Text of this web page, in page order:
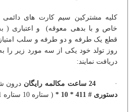
کلیه مشترکین سیم کارت های
خاص و با بدهی معوقه) و اعتباری (
قطع یک طرفه و دو طرفه و سلب امتیاز
روز تولد خود یکی از سه مورد زیر را
دریافت نمایند:
· 24 ساعت مکالمه رایگان درون
دستوری # 411 * 10 *
( ستاره 10 ستاره 411 مربع ) فعال می گردد.